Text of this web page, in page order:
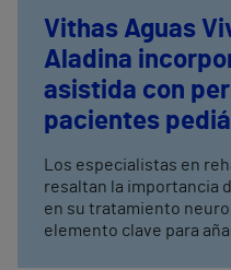
Vithas Aguas
Aladina
asistida con
pacientes
Los especialistas en
resaltan la importancia
en su tratamiento
elemento clave para